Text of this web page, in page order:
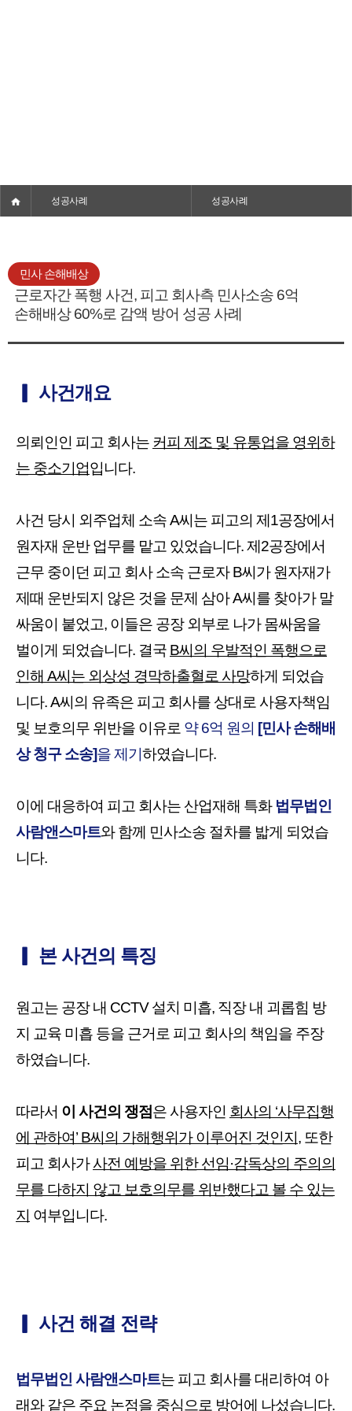
성공사례 성공사례
민사 손해배상
근로자간 폭행 사건, 피고 회사측 민사소송 6억
손해배상 60%로 감액 방어 성공 사례
▎ 사건개요
의뢰인인 피고 회사는 커피 제조 및 유통업을 영위하
는 중소기업입니다.
사건 당시 외주업체 소속 A씨는 피고의 제1공장에서
원자재 운반 업무를 맡고 있었습니다. 제2공장에서
근무 중이던 피고 회사 소속 근로자 B씨가 원자재가
제때 운반되지 않은 것을 문제 삼아 A씨를 찾아가 말
싸움이 붙었고, 이들은 공장 외부로 나가 몸싸움을
벌이게 되었습니다. 결국 B씨의 우발적인 폭행으로
인해 A씨는 외상성 경막하출혈로 사망하게 되었습
니다. A씨의 유족은 피고 회사를 상대로 사용자책임
및 보호의무 위반을 이유로 약 6억 원의 [민사 손해배
상 청구 소송]을 제기 하였습니다.
이에 대응하여 피고 회사는 산업재해 특화 법무법인
사람앤스마트와 함께 민사소송 절차를 밟게 되었습
니다.
▎ 본 사건의 특징
원고는 공장 내 CCTV 설치 미흡, 직장 내 괴롭힘 방
지 교육 미흡 등을 근거로 피고 회사의 책임을 주장
하였습니다.
따라서 이 사건의 쟁점은 사용자인 회사의 ‘사무집행
에 관하여’ B씨의 가해행위가 이루어진 것인지 , 또한
피고 회사가사전 예방을 위한 선임·감독상의 주의의
무를 다하지 않고 보호의무를 위반했다고 볼 수 있는
지 여부입니다.
▎ 사건 해결 전략
법무법인 사람앤스마트는 피고 회사를 대리하여 아
래와 같은 주요 논점을 중심으로 방어에 나섰습니다.